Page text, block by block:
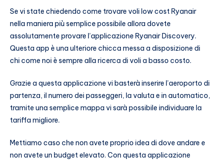
Se vi state chiedendo come trovare voli low cost Ryanair
nella maniera più semplice possibile allora dovete
assolutamente provare l’applicazione Ryanair Discovery.
Questa app è una ulteriore chicca messa a disposizione di
chi come noi è sempre alla ricerca di voli a basso costo.
Grazie a questa applicazione vi basterà inserire l’aeroporto di
partenza, il numero dei passeggeri, la valuta e in automatico,
tramite una semplice mappa vi sarà possibile individuare la
tariffa migliore.
Mettiamo caso che non avete proprio idea di dove andare e
non avete un budget elevato. Con questa applicazione